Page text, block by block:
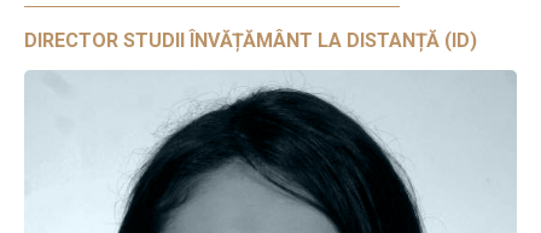
DIRECTOR STUDII ÎNVĂȚĂMÂNT LA DISTANȚĂ (ID)